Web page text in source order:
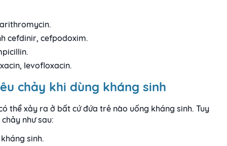
cefdinir, cefpodoxim.
levofloxacin.
chảy khi dùng kháng sinh
thể xảy ra ở bất cứ đứa trẻ nào uống kháng sinh. Tuy
như sau:
sinh.